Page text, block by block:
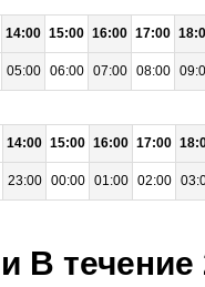
14:00 15:00 16:00 17:00
05:00 06:00 07:00 08:00
14:00 15:00 16:00 17:00
23:00 00:00 01:00 02:00
В течение